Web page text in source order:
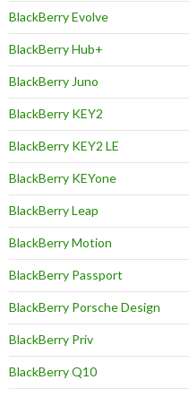
BlackBerry Evolve
BlackBerry Hub+
BlackBerry Juno
BlackBerry KEY2
BlackBerry KEY2 LE
BlackBerry KEYone
BlackBerry Leap
BlackBerry Motion
BlackBerry Passport
BlackBerry Porsche Design
BlackBerry Priv
BlackBerry Q10